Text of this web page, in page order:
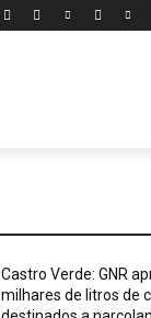
Castro Verde: GNR
milhares de litros de